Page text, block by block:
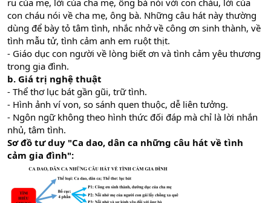
ru của mẹ, lời của cha mẹ, ông bà nói với con cháu, lời của
con cháu nói về cha mẹ, ông bà. Những câu hát này thường
dùng để bày tỏ tâm tình, nhắc nhở về công ơn sinh thành, về
tình mẫu tử, tình cảm anh em ruột thịt.
- Giáo dục con người về lòng biết ơn và tình cảm yêu thương
trong gia đình.
b. Giá trị nghệ thuật
- Thể thơ lục bát gần gũi, trữ tình.
- Hình ảnh ví von, so sánh quen thuộc, dễ liên tưởng.
- Ngôn ngữ không theo hình thức đối đáp mà chỉ là lời nhắn
nhủ, tâm tình.
Sơ đồ tư duy "Ca dao, dân ca những câu hát về tình
cảm gia đình":